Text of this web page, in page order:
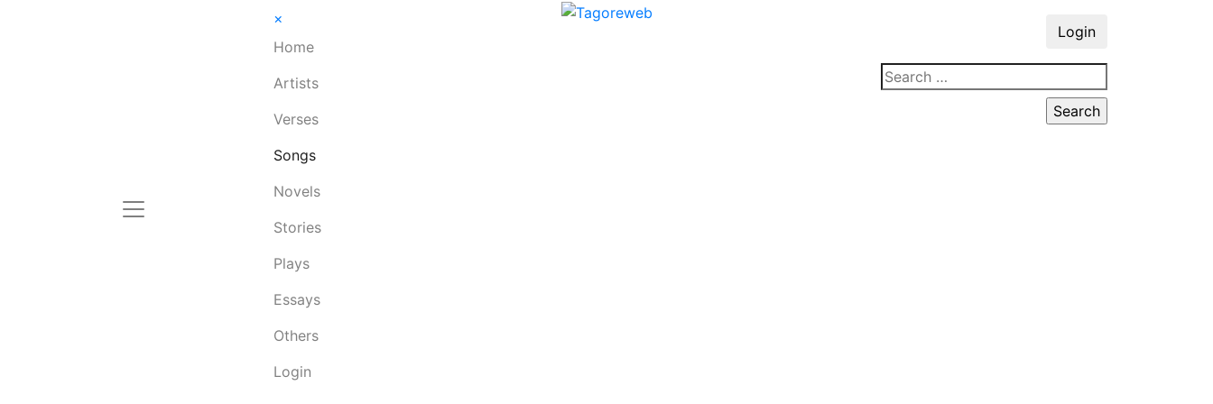
×
Home
Artists
Verses
Songs
Novels
Stories
Plays
Essays
Others
Login
Login